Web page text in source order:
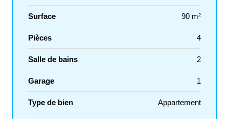
Surface 90 m²
Pièces 4
Salle de bains 2
Garage 1
Type de bien Appartement